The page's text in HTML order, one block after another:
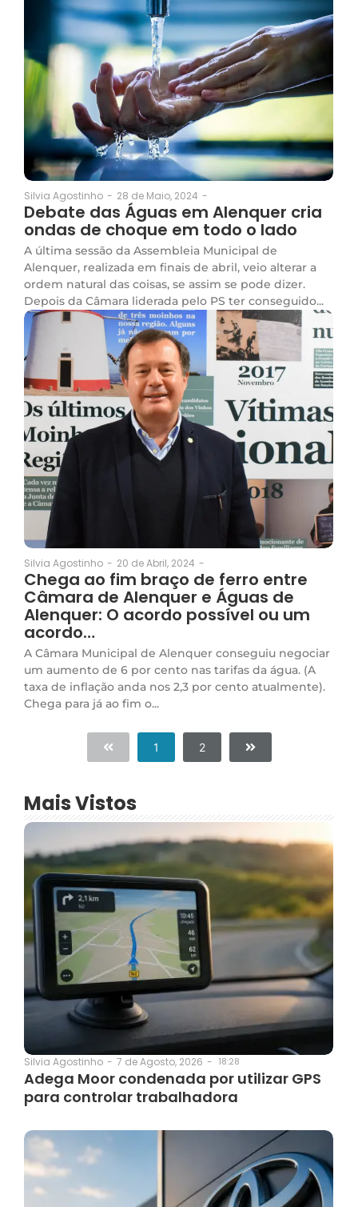
Silvia Agostinho - 28 de Maio, 2024 -
Debate das Águas em Alenquer cria
ondas de choque em todo o lado
A última sessão da Assembleia Municipal de
Alenquer, realizada em finais de abril, veio alterar a
ordem natural das coisas, se assim se pode dizer.
Depois da Câmara liderada pelo PS ter conseguido...
Silvia Agostinho - 20 de Abril, 2024 -
Chega ao fim braço de ferro entre
Câmara de Alenquer e Águas de
Alenquer: O acordo possível ou um
acordo…
A Câmara Municipal de Alenquer conseguiu negociar
um aumento de 6 por cento nas tarifas da água. (A
taxa de inflação anda nos 2,3 por cento atualmente).
Chega para já ao fim o...
1 2
Mais Vistos
Silvia Agostinho - 7 de Agosto, 2026 - 18:28
Adega Moor condenada por utilizar GPS
para controlar trabalhadora